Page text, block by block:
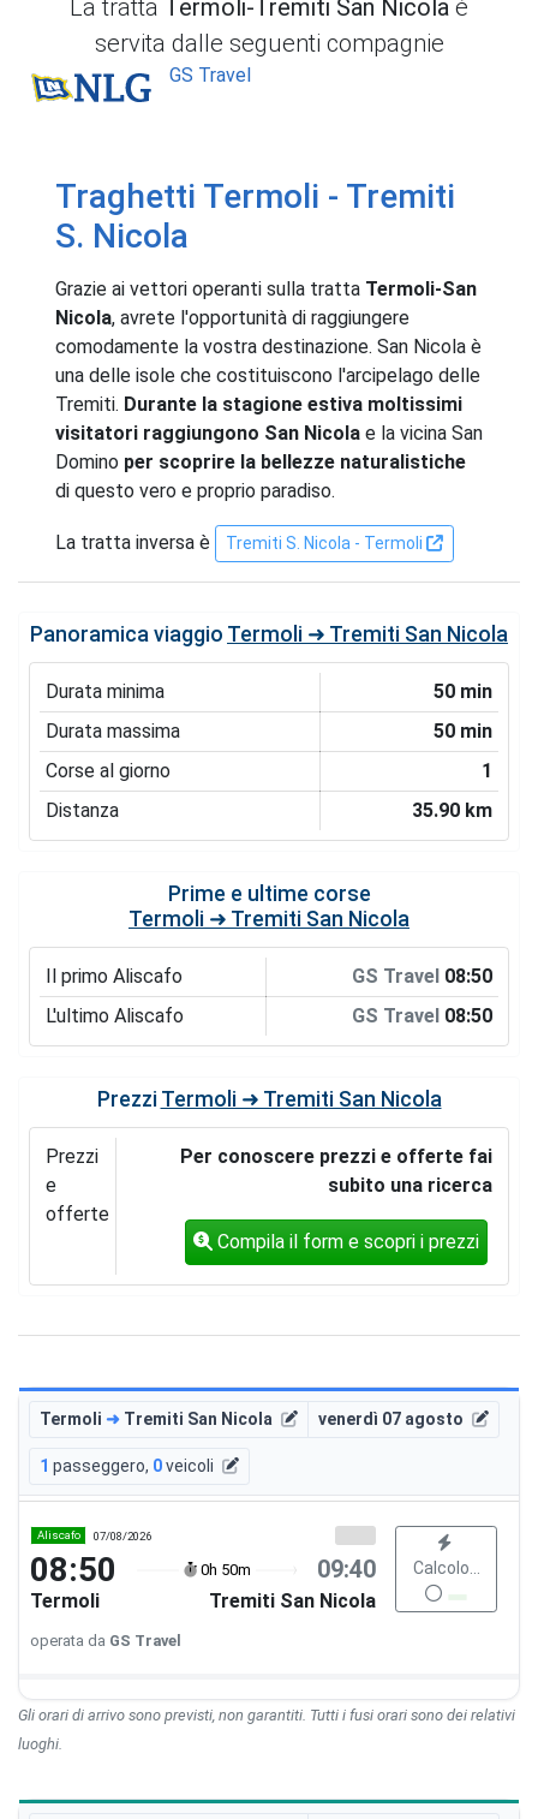
La tratta Termoli-Tremiti San Nicola è
servita dalle seguenti compagnie
NLG
GS Travel
Traghetti Termoli - Tremiti
S. Nicola
Grazie ai vettori operanti sulla tratta Termoli-San
Nicola, avrete l'opportunità di raggiungere
comodamente la vostra destinazione. San Nicola è
una delle isole che costituiscono l'arcipelago delle
Tremiti. Durante la stagione estiva moltissimi
visitatori raggiungono San Nicola e la vicina San
Domino per scoprire la bellezze naturalistiche
di questo vero e proprio paradiso.
La tratta inversa è Tremiti S. Nicola - Termoli
Panoramica viaggio Termoli ➜ Tremiti San Nicola
Durata minima
50 min
Durata massima
50 min
Corse al giorno
1
Distanza
35.90 km
Prime e ultime corse
Termoli ➜ Tremiti San Nicola
Il primo Aliscafo GS Travel 08:50
L'ultimo Aliscafo
GS Travel 08:50
Prezzi Termoli ➜ Tremiti San Nicola
Prezzi
e
offerte
Per conoscere prezzi e offerte fai
subito una ricerca
Compila il form e scopri i prezzi
Termoli ➜ Tremiti San Nicola venerdì 07 agosto
1 passeggero, 0veicoli
Aliscafo 07/08/2026
08:50 0h 50m 09:40
Termoli Tremiti San Nicola
Calcolo...
operata da GS Travel
Gli orari di arrivo sono previsti, non garantiti. Tutti i fusi orari sono dei relativi
luoghi.